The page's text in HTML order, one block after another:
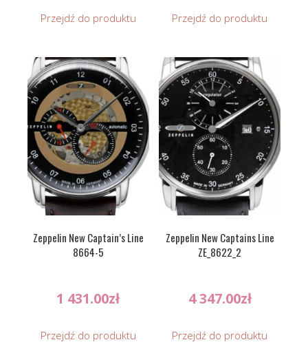
Przejdź do produktu Przejdź do produktu
Zeppelin New Captain’s Line
8664-5
1 431.00zł
Przejdź do produktu
Zeppelin New Captains Line
ZE_8622_2
4 347.00zł
Przejdź do produktu